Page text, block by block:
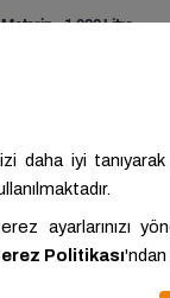
Motorin - 1.000 Litre
Boyut: 1000.00 Kalite:
Motorin - 1.000 Litre